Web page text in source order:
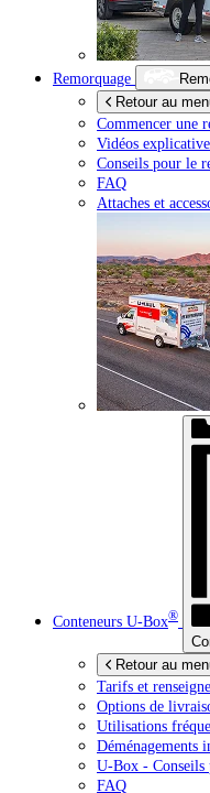
Remorquage
Retour au
Commencer une
Vidéos
Conseils pour le
FAQ
Attaches et
Conteneurs U-Box®
Retour au
Tarifs et
Options de
Utilisations
Déménagements
U-Box -
FAQ